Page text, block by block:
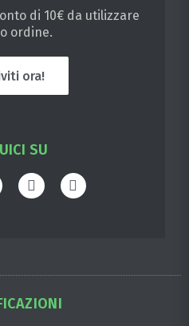
di 10€ da utilizzare
ordine.
ora!
SU